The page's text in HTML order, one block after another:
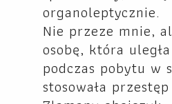
organoleptycznie.
Nie przeze mnie,
osobę, która
podczas pobytu w
stosowała